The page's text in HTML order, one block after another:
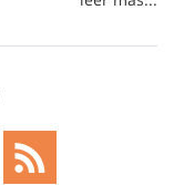
Follow
on